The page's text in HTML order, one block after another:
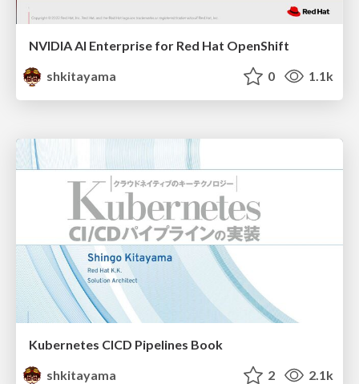
NVIDIA AI Enterprise for Red Hat OpenShift
shkitayama
0 1.1k
Kubernetes CICD Pipelines Book
shkitayama
2 2.1k